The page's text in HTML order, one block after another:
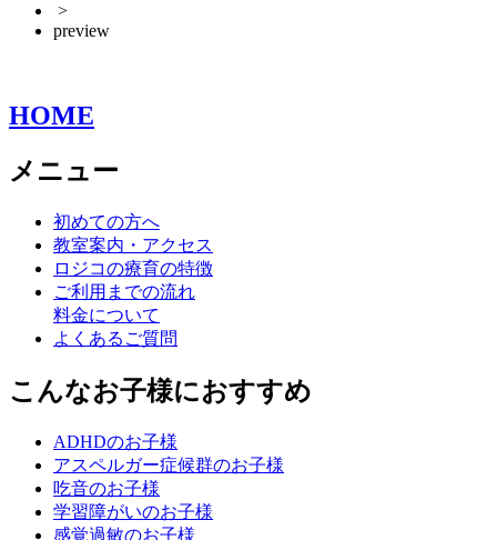
>
preview
HOME
メニュー
初めての方へ
教室案内・アクセス
ロジコの療育の特徴
ご利用までの流れ
料金について
よくあるご質問
こんなお子様におすすめ
ADHDのお子様
アスペルガー症候群のお子様
吃音のお子様
学習障がいのお子様
感覚過敏のお子様